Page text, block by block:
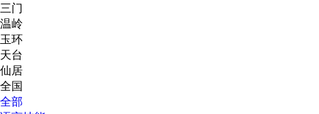
三门
温岭
玉环
天台
仙居
全国
全部